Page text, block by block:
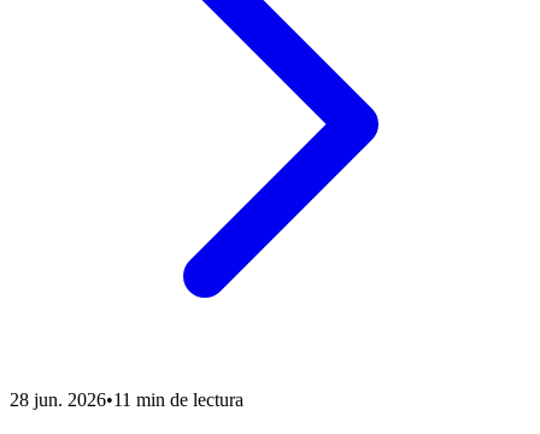
28 jun. 2026•11 min de lectura